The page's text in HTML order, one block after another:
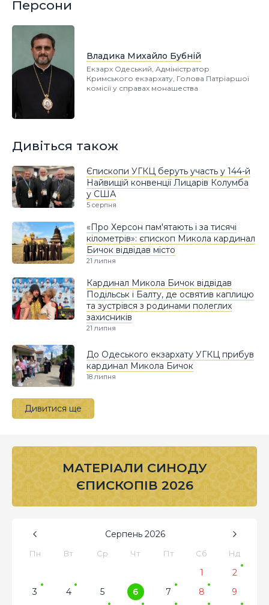
Персони
Владика Михайло Бубній
Екзарх Одеський, Адміністратор
Кримського екзархату, Голова Патріаршої
комісії у справах монашества
Дивіться також
Єпископи УГКЦ беруть участь у 144-й
Найвищій конвенції Лицарів Колумба
у США
5 серпня
«Про Херсон пам'ятають і за тисячі
кілометрів»: єпископ Микола кардинал
Бичок відвідав місто
21 липня
Кардинал Микола Бичок відвідав
Подільськ і Балту, де освятив каплицю
та зустрівся з родинами полеглих
захисників
21 липня
До Одеського екзархату УГКЦ прибув
кардинал Микола Бичок
18 липня
Дивитися ще
МАТЕРІАЛИ СИНОДУ
ЄПИСКОПІВ 2026
Серпень 2026
Пн Вт Ср Чт Пт Сб Нд
1
2
3
4 5 6 7 8
9